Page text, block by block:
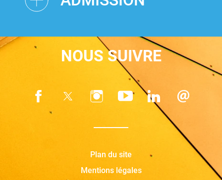
NOUS SUIVRE
Plan du site
Mentions légales